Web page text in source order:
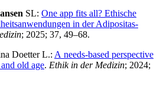
SL: One app fits all? Ethische
in der Adipositas-
; 2025; 37, 49–68.
Doetter L.: A needs-based perspective
old age. Ethik in der Medizin; 2024;